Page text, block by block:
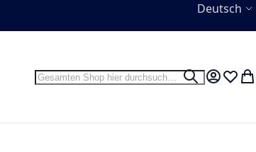
Sprache
Deutsch
Suche
Suche
Mein